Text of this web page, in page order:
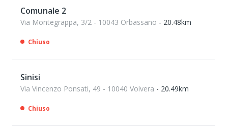
Comunale 2
Via Montegrappa, 3/2 - 10043 Orbassano - 20.48km
Chiuso
Sinisi
Via Vincenzo Ponsati, 49 - 10040 Volvera - 20.49km
Chiuso